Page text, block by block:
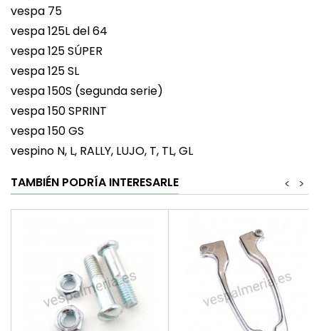
vespa 75
vespa 125L del 64
vespa 125 SÚPER
vespa 125 SL
vespa 150S (segunda serie)
vespa 150 SPRINT
vespa 150 GS
vespino N, L, RALLY, LUJO, T, TL, GL
TAMBIÉN PODRÍA INTERESARLE
>
<